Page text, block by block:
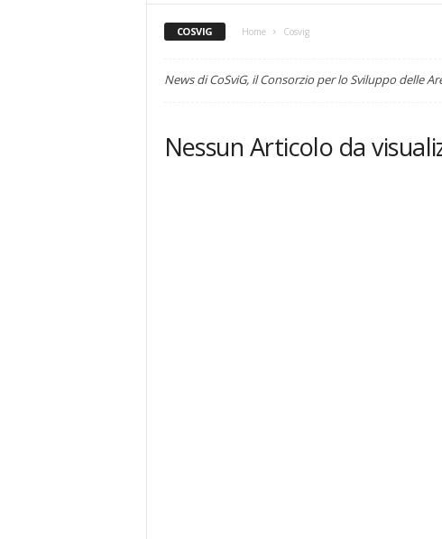
COSVIG Home Cosvig
News di CoSviG, il Consorzio per lo Sviluppo delle
Nessun Articolo da